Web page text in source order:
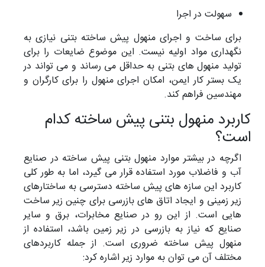
سهولت در اجرا
برای ساخت و اجرای منهول پیش ساخته بتنی نیازی به
نگهداری مواد اولیه نیست. این موضوع ضایعات را برای
تولید منهول های بتنی به حداقل می رساند و می تواند در
یک بستر کار ایمن، امکان اجرای منهول را برای کارگران و
مهندسین فراهم کند.
کاربرد منهول بتنی پیش ساخته کدام
است؟
اگرچه در بیشتر موارد منهول بتنی پیش ساخته در صنایع
آب و فاضلاب مورد استفاده قرار می گیرد، اما به طور کلی
کاربرد این سازه های پیش ساخته دسترسی به ساختارهای
زیر زمینی و ایجاد اتاق های بازرسی برای چنین زیر ساخت
هایی است. از این رو در صنایع مخابرات، برق و سایر
صنایع که نیاز به بازرسی در زیر زمین باشد، استفاده از
منهول پیش ساخته ضروری است. از جمله کاربردهای
مختلف آن می توان به موارد زیر اشاره کرد: